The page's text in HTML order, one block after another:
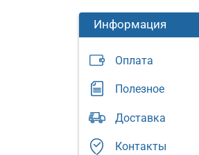
Информация
Оплата
Полезное
Доставка
Контакты
адрес:
Москва,